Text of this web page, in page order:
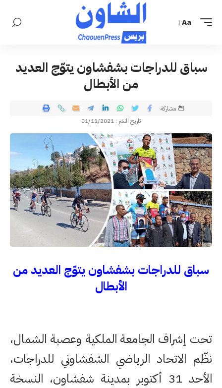
Aa
سباق للدراجات بشفشاون يتوّج العديد
من الأبطال
تاريخ النشر : 01/11/2021
مشاركة
سباق للدراجات بشفشاون يتوّج العديد من
الأبطال
تحت إشراف الجامعة الملكية وعصبة الشمال،
نظّم الاتحاد الرياضي الشفشاوني للدراجات،
الأحد 31 أكتوبر بمدينة شفشاون، النسخة